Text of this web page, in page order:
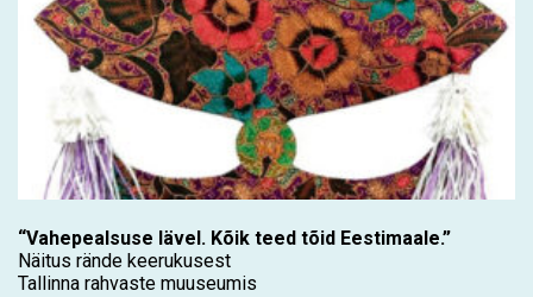
“Vahepealsuse lävel. Kõik teed tõid Eestimaale.”
Näitus rände keerukusest
Tallinna rahvaste muuseumis